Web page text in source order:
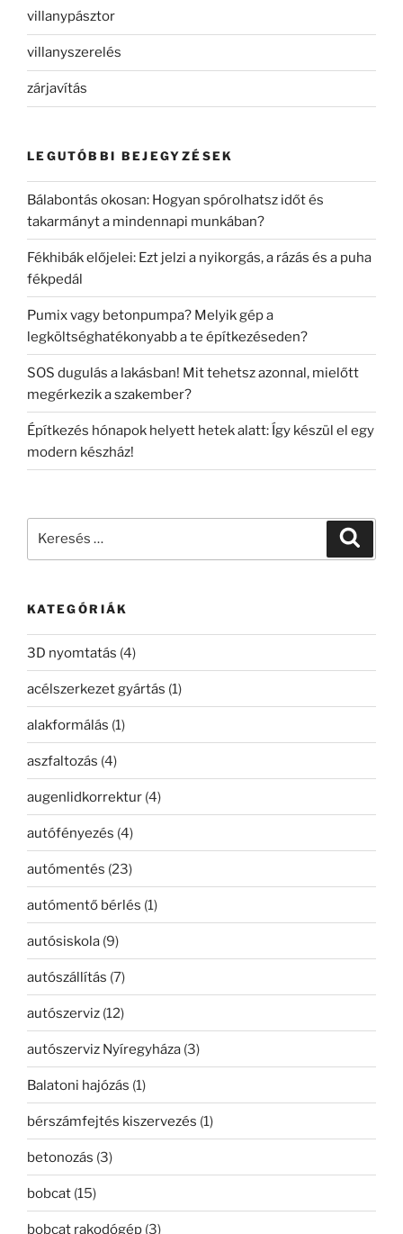
villanypásztor
villanyszerelés
zárjavítás
LEGUTÓBBI BEJEGYZÉSEK
Bálabontás okosan: Hogyan spórolhatsz időt és
takarmányt a mindennapi munkában?
Fékhibák előjelei: Ezt jelzi a nyikorgás, a rázás és a puha
fékpedál
Pumix vagy betonpumpa? Melyik gép a
legköltséghatékonyabb a te építkezéseden?
SOS dugulás a lakásban! Mit tehetsz azonnal, mielőtt
megérkezik a szakember?
Építkezés hónapok helyett hetek alatt: Így készül el egy
modern készház!
KATEGÓRIÁK
3D nyomtatás (4)
acélszerkezet gyártás (1)
alakformálás (1)
aszfaltozás (4)
augenlidkorrektur (4)
autófényezés (4)
autómentés (23)
autómentő bérlés (1)
autósiskola (9)
autószállítás (7)
autószerviz (12)
autószerviz Nyíregyháza (3)
Balatoni hajózás (1)
bérszámfejtés kiszervezés (1)
betonozás (3)
bobcat (15)
bobcat rakodógép (3)